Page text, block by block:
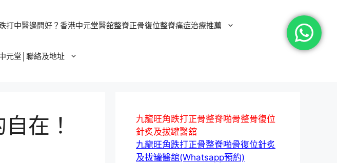
打中醫邊間好？香港中元堂醫舘整脊正骨復位整脊痛症治療推薦
元堂│聯絡及地址
在！
九龍旺角跌打正骨整脊啪骨整骨復位
針炙及拔罐醫舘
九龍旺角跌打正骨整脊啪骨復位針炙
及拔罐醫舘(Whatsapp預約)